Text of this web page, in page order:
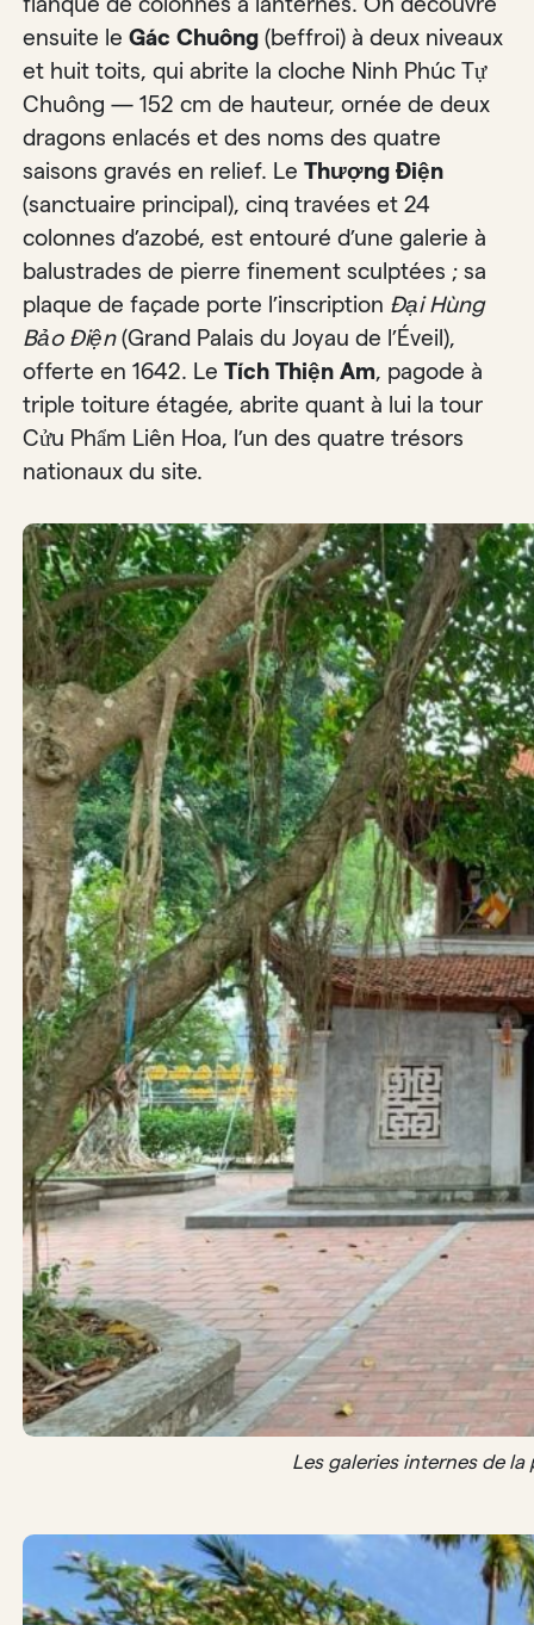
ensuite leGác Chuông (beffroi) à deux niveaux
et huit toits, qui abrite la cloche Ninh Phúc Tự
Chuông — 152 cm de hauteur, ornée de deux
dragons enlacés et des noms des quatre
saisons gravés en relief. LeThượng Điện
(sanctuaire principal), cinq travées et 24
colonnes d’azobé, est entouré d’une galerie à
balustrades de pierre finement sculptées ; sa
plaque de façade porte l’inscription Đại Hùng
Bảo Điện(Grand Palais du Joyau de l’Éveil),
offerte en 1642. LeTích Thiện Am, pagode à
triple toiture étagée, abrite quant à lui la tour
Cửu Phẩm Liên Hoa, l’un des quatre trésors
nationaux du site.
Les galeries internes de